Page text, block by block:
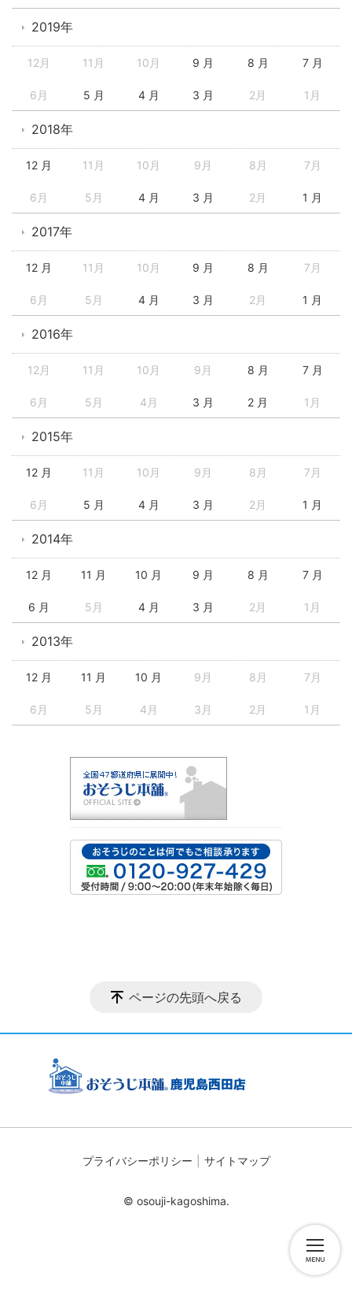
2019年
12月 11月 10月 9 月 8 月 7 月
6月 5 月 4 月 3 月 2月 1月
2018年
12 月 11月 10月 9月 8月 7月
6月 5月 4 月 3 月 2月 1 月
2017年
12 月 11月 10月 9 月 8 月 7月
6月 5月 4 月 3 月 2月 1 月
2016年
12月 11月 10月 9月 8 月 7 月
6月 5月 4月 3 月 2 月 1月
2015年
12 月 11月 10月 9月 8月 7月
6月 5 月 4 月 3 月 2月 1 月
2014年
12 月 11 月 10 月 9 月 8 月 7 月
6 月 5月 4 月 3 月 2月 1月
2013年
12 月 11 月 10 月 9月 8月 7月
6月 5月 4月 3月 2月 1月
ページの先頭へ戻る
プライバシーポリシー サイトマップ
© osouji-kagoshima.